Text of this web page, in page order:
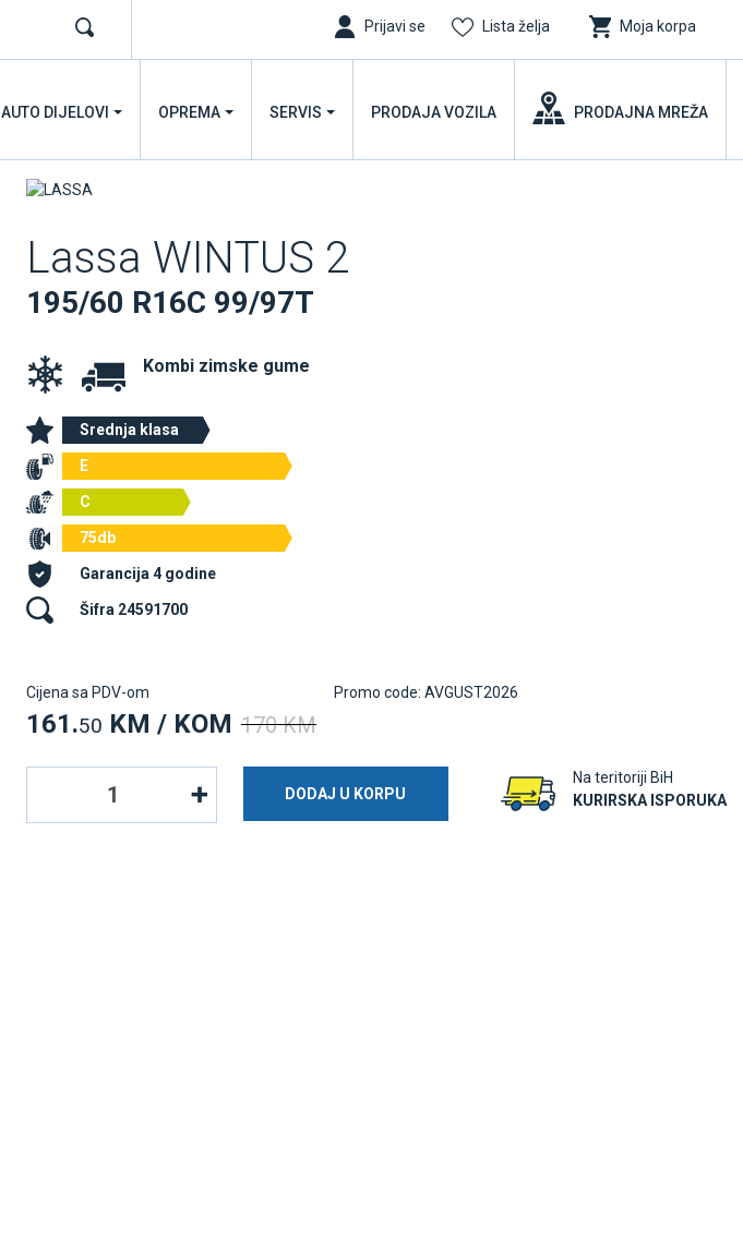
Prijavi se Lista želja Moja korpa
AUTO DIJELOVI OPREMA SERVIS PRODAJA VOZILA PRODAJNA MREŽA
Lassa WINTUS 2
195/60 R16C 99/97T
Kombi zimske gume
Srednja klasa
E
C
75db
Garancija 4 godine
Šifra 24591700
Cijena sa PDV-om
161.50 KM / KOM 170 KM
Promo code: AVGUST2026
DODAJ U KORPU
Na teritoriji BiH
KURIRSKA ISPORUKA